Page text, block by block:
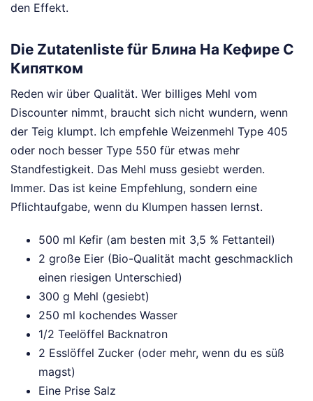
den Effekt.
Die Zutatenliste für Блина На Кефире С
Кипятком
Reden wir über Qualität. Wer billiges Mehl vom
Discounter nimmt, braucht sich nicht wundern, wenn
der Teig klumpt. Ich empfehle Weizenmehl Type 405
oder noch besser Type 550 für etwas mehr
Standfestigkeit. Das Mehl muss gesiebt werden.
Immer. Das ist keine Empfehlung, sondern eine
Pflichtaufgabe, wenn du Klumpen hassen lernst.
500 ml Kefir (am besten mit 3,5 % Fettanteil)
2 große Eier (Bio-Qualität macht geschmacklich
einen riesigen Unterschied)
300 g Mehl (gesiebt)
250 ml kochendes Wasser
1/2 Teelöffel Backnatron
2 Esslöffel Zucker (oder mehr, wenn du es süß
magst)
Eine Prise Salz